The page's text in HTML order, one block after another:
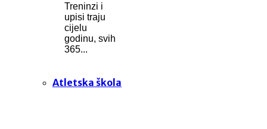
Treninzi i
upisi traju
cijelu
godinu, svih
365...
Atletska škola